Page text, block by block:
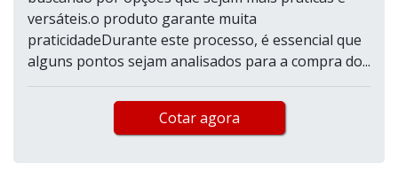
versáteis.o produto garante muita
praticidadeDurante este processo, é essencial que
alguns pontos sejam analisados para a compra do...
Cotar agora